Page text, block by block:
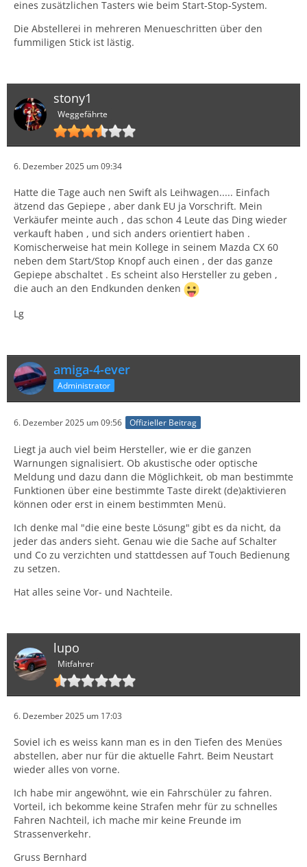
eines zusätzlichen Tasters wie beim Start-Stop-System.
Die Abstellerei in mehreren Menueschritten über den
fummiligen Stick ist lästig.
stony1
Weggefährte
6. Dezember 2025 um 09:34
Hatte die Tage auch nen Swift als Leihwagen..... Einfach
ätzend das Gepiepe , aber dank EU ja Vorschrift. Mein
Verkäufer meinte auch , das schon 4 Leute das Ding wieder
verkauft haben , und sich anders orientiert haben .
Komischerweise hat mein Kollege in seinem Mazda CX 60
neben dem Start/Stop Knopf auch einen , der das ganze
Gepiepe abschaltet . Es scheint also Hersteller zu geben ,
die auch an den Endkunden denken
Lg
amiga-4-ever
Administrator
6. Dezember 2025 um 09:56 Offizieller Beitrag
Liegt ja auch viel beim Hersteller, wie er die ganzen
Warnungen signalisiert. Ob akustische oder optische
Meldung und dazu dann die Möglichkeit, ob man bestimmte
Funktionen über eine bestimmte Taste direkt (de)aktivieren
können oder erst in einem bestimmten Menü.
Ich denke mal "die eine beste Lösung" gibt es da nicht, da
jeder das anders sieht. Genau wie die Sache auf Schalter
und Co zu verzichten und stattdessen auf Touch Bedienung
zu setzen.
Hat alles seine Vor- und Nachteile.
lupo
Mitfahrer
6. Dezember 2025 um 17:03
Soviel ich es weiss kann man es in den Tiefen des Menües
abstellen, aber nur für die aktuelle Fahrt. Beim Neustart
wieder alles von vorne.
Ich habe mir angewöhnt, wie ein Fahrschüler zu fahren.
Vorteil, ich bekomme keine Strafen mehr für zu schnelles
Fahren Nachteil, ich mache mir keine Freunde im
Strassenverkehr.
Gruss Bernhard